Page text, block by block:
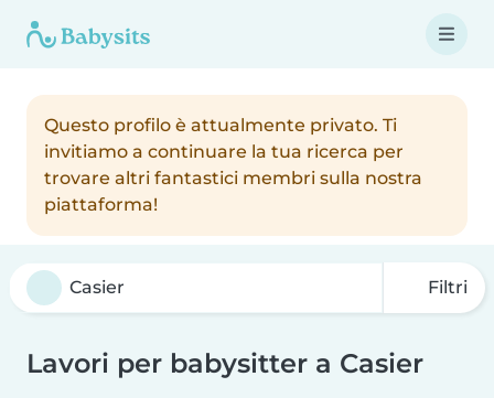
Questo profilo è attualmente privato. Ti
invitiamo a continuare la tua ricerca per
trovare altri fantastici membri sulla nostra
piattaforma!
Filtri
Lavori per babysitter a Casier